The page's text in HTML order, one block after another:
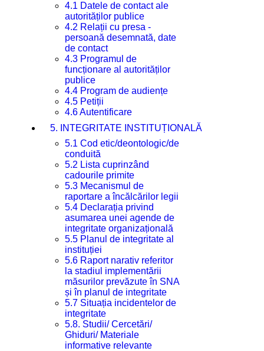
4.1 Datele de contact ale
autorităților publice
4.2 Relații cu presa -
persoană desemnată, date
de contact
4.3 Programul de
funcționare al autorităților
publice
4.4 Program de audiențe
4.5 Petiții
4.6 Autentificare
5. INTEGRITATE INSTITUȚIONALĂ
5.1 Cod etic/deontologic/de
conduită
5.2 Lista cuprinzând
cadourile primite
5.3 Mecanismul de
raportare a încălcărilor legii
5.4 Declarația privind
asumarea unei agende de
integritate organizațională
5.5 Planul de integritate al
instituției
5.6 Raport narativ referitor
la stadiul implementării
măsurilor prevăzute în SNA
și în planul de integritate
5.7 Situația incidentelor de
integritate
5.8. Studii/ Cercetări/
Ghiduri/ Materiale
informative relevante